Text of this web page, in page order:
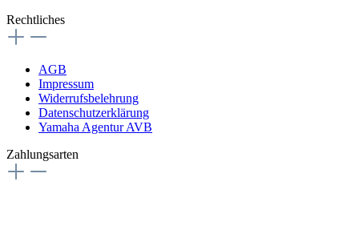
Rechtliches
AGB
Impressum
Widerrufsbelehrung
Datenschutzerklärung
Yamaha Agentur AVB
Zahlungsarten